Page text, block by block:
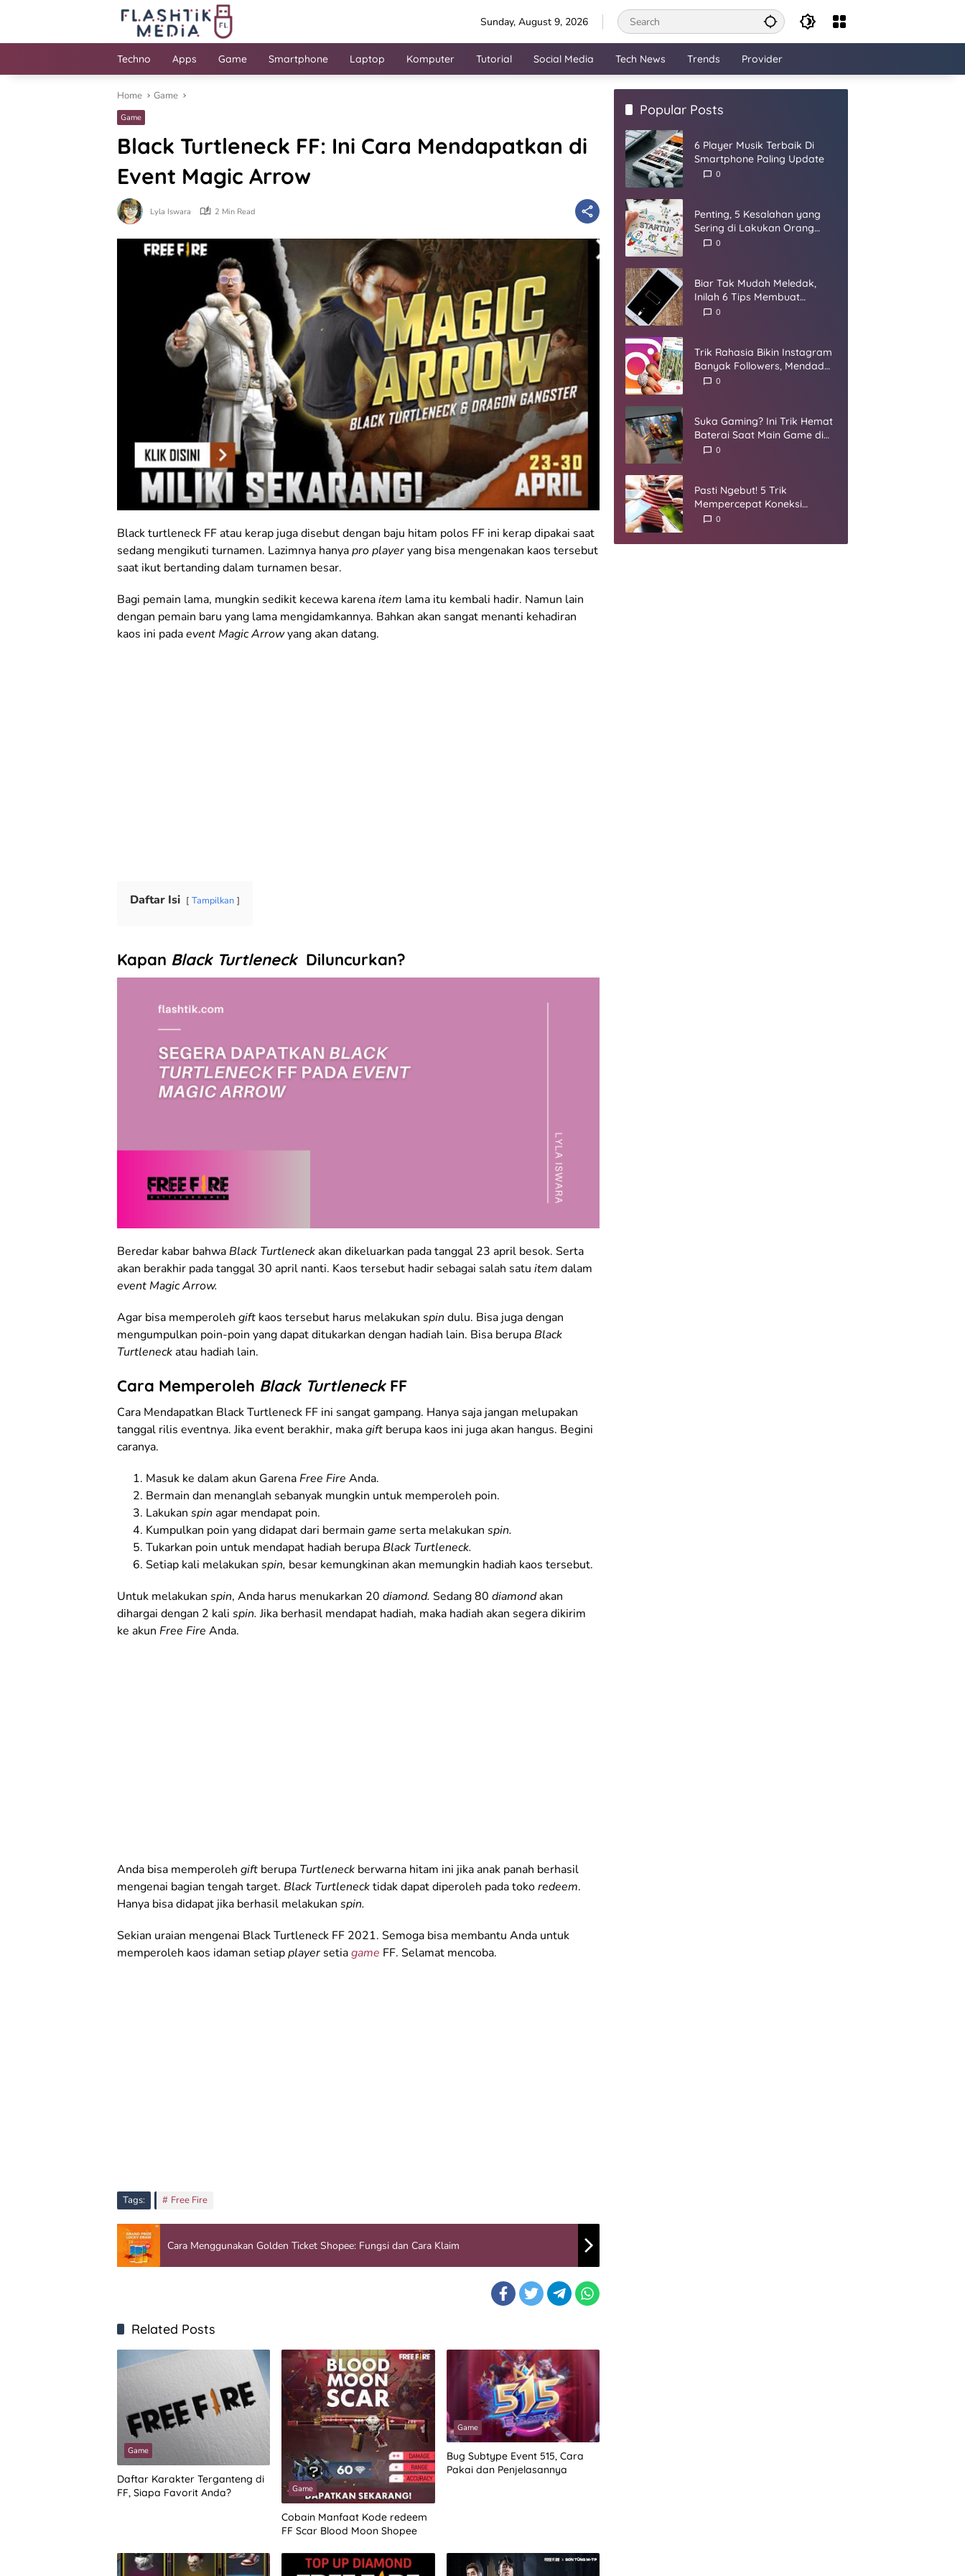
Sunday, August 9, 2026
Techno Apps Game Smartphone Laptop Komputer Tutorial Social Media Tech News Trends Provider
Home Game
Game
Black Turtleneck FF: Ini Cara Mendapatkan di
Event Magic Arrow
Lyla Iswara 2 Min Read
Black turtleneck FF atau kerap juga disebut dengan baju hitam polos FF ini kerap dipakai saat
sedang mengikuti turnamen. Lazimnya hanyapro playeryang bisa mengenakan kaos tersebut
saat ikut bertanding dalam turnamen besar.
Bagi pemain lama, mungkin sedikit kecewa karenaitem lama itu kembali hadir. Namun lain
dengan pemain baru yang lama mengidamkannya. Bahkan akan sangat menanti kehadiran
kaos ini padaevent Magic Arrowyang akan datang.
Daftar Isi Tampilkan
Kapan Black Turtleneck Diluncurkan?
Beredar kabar bahwa Black Turtleneckakan dikeluarkan pada tanggal 23 april besok. Serta
akan berakhir pada tanggal 30 april nanti. Kaos tersebut hadir sebagai salah satu item dalam
event Magic Arrow.
Agar bisa memperoleh gift kaos tersebut harus melakukan spin dulu. Bisa juga dengan
mengumpulkan poin-poin yang dapat ditukarkan dengan hadiah lain. Bisa berupa Black
Turtleneckatau hadiah lain.
Cara Memperoleh Black Turtleneck FF
Cara Mendapatkan Black Turtleneck FF ini sangat gampang. Hanya saja jangan melupakan
tanggal rilis eventnya. Jika event berakhir, makagift berupa kaos ini juga akan hangus. Begini
caranya.
Masuk ke dalam akun Garena Free Fire Anda.
Bermain dan menanglah sebanyak mungkin untuk memperoleh poin.
Lakukan spin agar mendapat poin.
Kumpulkan poin yang didapat dari bermain game serta melakukan spin.
Tukarkan poin untuk mendapat hadiah berupa Black Turtleneck.
Setiap kali melakukan spin, besar kemungkinan akan memungkin hadiah kaos tersebut.
Untuk melakukan spin, Anda harus menukarkan 20 diamond. Sedang 80 diamondakan
dihargai dengan 2 kali spin.Jika berhasil mendapat hadiah, maka hadiah akan segera dikirim
ke akun Free Fire Anda.
Anda bisa memperoleh gift berupa Turtleneck berwarna hitam ini jika anak panah berhasil
mengenai bagian tengah target. Black Turtlenecktidak dapat diperoleh pada tokoredeem.
Hanya bisa didapat jika berhasil melakukan spin.
Sekian uraian mengenai Black Turtleneck FF 2021. Semoga bisa membantu Anda untuk
memperoleh kaos idaman setiapplayer setiagame FF. Selamat mencoba.
Tags: Free Fire
Cara Menggunakan Golden Ticket Shopee: Fungsi dan Cara Klaim
Related Posts
Game
Daftar Karakter Terganteng di
FF, Siapa Favorit Anda?
Game
Cobain Manfaat Kode redeem
FF Scar Blood Moon Shopee
Game
Bug Subtype Event 515, Cara
Pakai dan Penjelasannya
Popular Posts
6 Player Musik Terbaik Di
Smartphone Paling Update
0
Penting, 5 Kesalahan yang
Sering di Lakukan Orang
Dalam Membangun Startup
0
Biar Tak Mudah Meledak,
Inilah 6 Tips Membuat
Baterai Smartphone Panjang
0
Trik Rahasia Bikin Instagram
Banyak Followers, Mendadak
Jadi Selebgram
0
Suka Gaming? Ini Trik Hemat
Baterai Saat Main Game di
Smartphone
0
Pasti Ngebut! 5 Trik
Mempercepat Koneksi
Internet yang Harus Kamu
0